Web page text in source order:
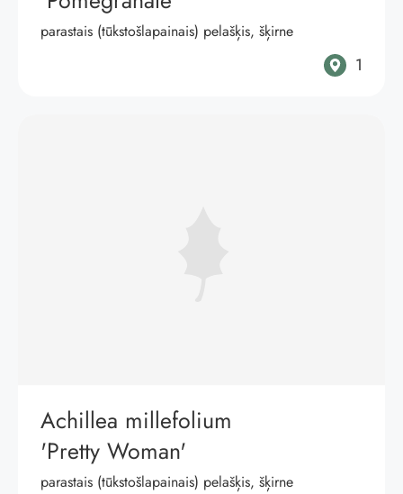
parastais (tūkstošlapainais) pelašķis, šķirne
1
Achillea millefolium
'Pretty Woman'
parastais (tūkstošlapainais) pelašķis, šķirne